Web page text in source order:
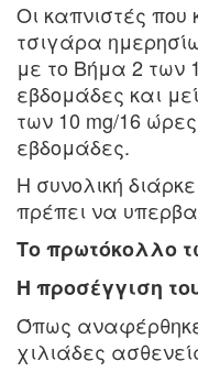
Οι καπνιστές που
τσιγάρα
με το Βήμα 2 των
εβδομάδες και
των 10 mg/16
εβδομάδες.
Η συνολική
πρέπει να
Το πρωτόκολλο
Η προσέγγιση
Όπως
χιλιάδες